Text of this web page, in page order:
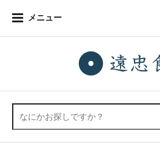
メニュー